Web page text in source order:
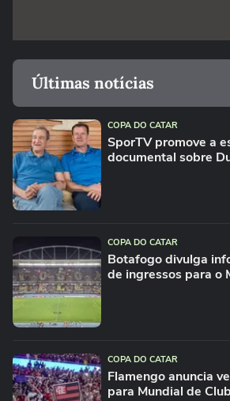
Últimas notícias
COPA DO CATAR
SporTV promove a
documental sobre
COPA DO CATAR
Botafogo divulga
de ingressos para o
COPA DO CATAR
Flamengo anuncia
para Mundial de